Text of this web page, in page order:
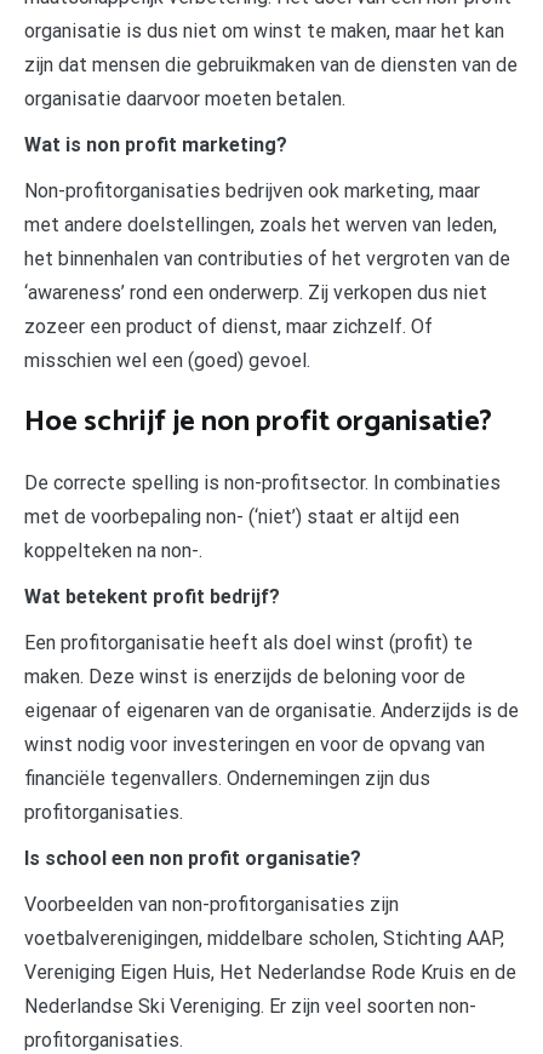
organisatie is dus niet om winst te maken, maar het kan
zijn dat mensen die gebruikmaken van de diensten van de
organisatie daarvoor moeten betalen.
Wat is non profit marketing?
Non-profitorganisaties bedrijven ook marketing, maar
met andere doelstellingen, zoals het werven van leden,
het binnenhalen van contributies of het vergroten van de
‘awareness’ rond een onderwerp. Zij verkopen dus niet
zozeer een product of dienst, maar zichzelf. Of
misschien wel een (goed) gevoel.
Hoe schrijf je non profit organisatie?
De correcte spelling is non-profitsector. In combinaties
met de voorbepaling non- (‘niet’) staat er altijd een
koppelteken na non-.
Wat betekent profit bedrijf?
Een profitorganisatie heeft als doel winst (profit) te
maken. Deze winst is enerzijds de beloning voor de
eigenaar of eigenaren van de organisatie. Anderzijds is de
winst nodig voor investeringen en voor de opvang van
financiële tegenvallers. Ondernemingen zijn dus
profitorganisaties.
Is school een non profit organisatie?
Voorbeelden van non-profitorganisaties zijn
voetbalverenigingen, middelbare scholen, Stichting AAP,
Vereniging Eigen Huis, Het Nederlandse Rode Kruis en de
Nederlandse Ski Vereniging. Er zijn veel soorten non-
profitorganisaties.